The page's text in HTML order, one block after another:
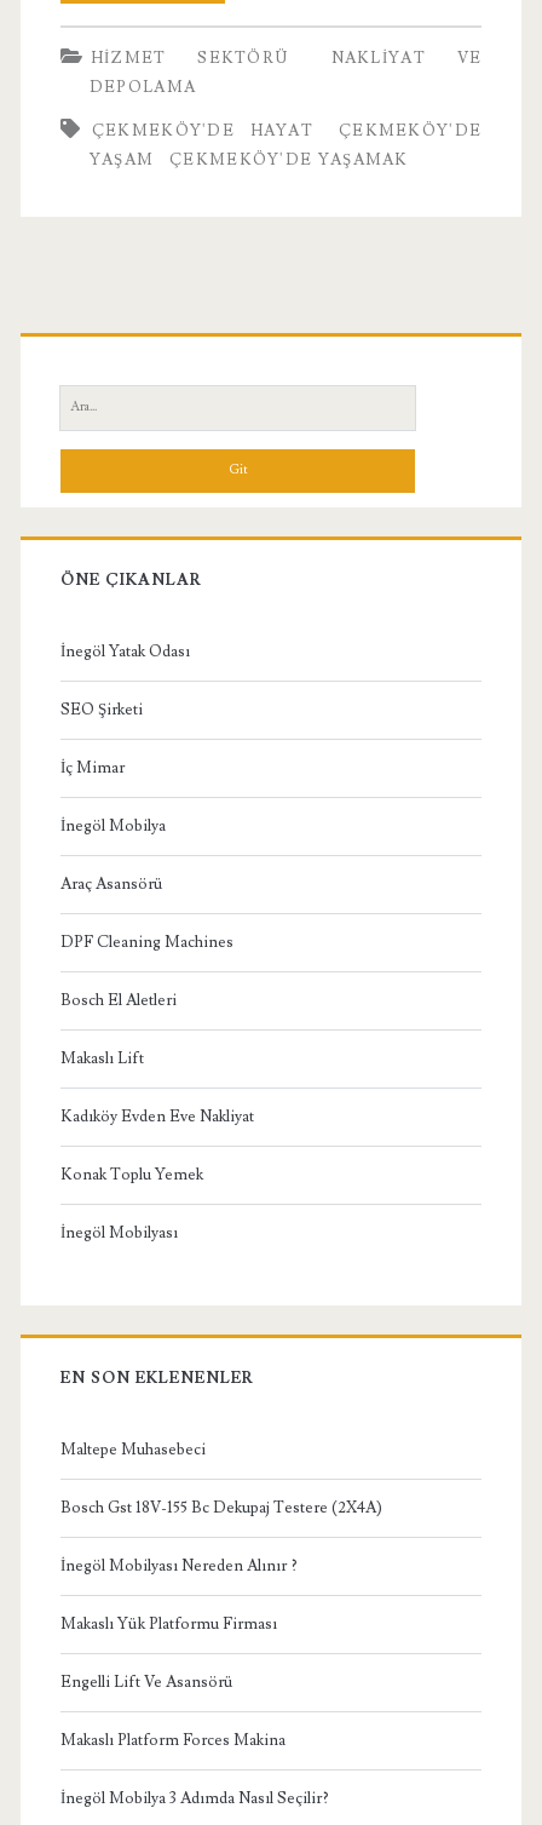
Yaşam
HIZMET SEKTÖRÜ
NAKLIYAT VE
DEPOLAMA
ÇEKMEKÖY'DE HAYAT
ÇEKMEKÖY'DE
YAŞAM
ÇEKMEKÖY'DE YAŞAMAK
Birincil
Yan
Menü
Ara:
ÖNE ÇIKANLAR
İnegöl Yatak Odası
SEO Şirketi
İç Mimar
İnegöl Mobilya
Araç Asansörü
DPF Cleaning Machines
Bosch El Aletleri
Makaslı Lift
Kadıköy Evden Eve Nakliyat
Konak Toplu Yemek
İnegöl Mobilyası
EN SON EKLENENLER
Maltepe Muhasebeci
Bosch Gst 18V-155 Bc Dekupaj Testere (2X4A)
İnegöl Mobilyası Nereden Alınır ?
Makaslı Yük Platformu Firması
Engelli Lift Ve Asansörü
Makaslı Platform Forces Makina
İnegöl Mobilya 3 Adımda Nasıl Seçilir?